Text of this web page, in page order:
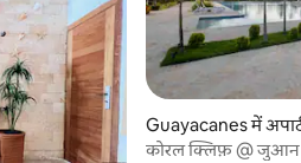
Guayacanes में
कोरल क्लिफ़ @ जुआन